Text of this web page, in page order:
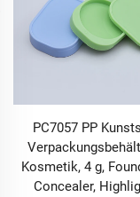
PC7057 PP
Kosmetik, 4 g,
Concealer,